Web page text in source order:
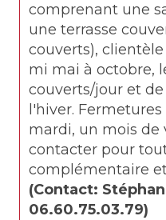
comprenant une
une terrasse
couverts),
mi mai à octobre,
couverts/jour et
l'hiver.
mardi, un mois de
contacter pour
complémentaire
(Contact:
06.60.75.03.79)